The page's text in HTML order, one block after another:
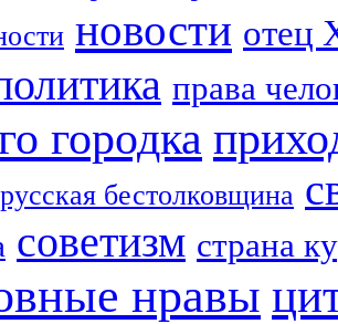
новости отец
права
городка
русская бестолковщина
советизм страна
нравы